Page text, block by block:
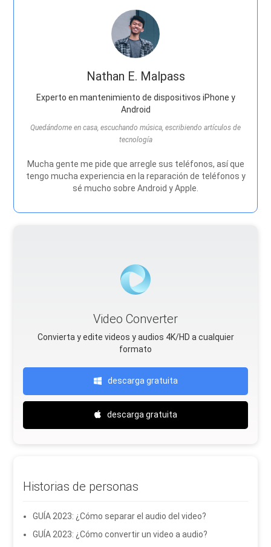
Nathan E. Malpass
Experto en mantenimiento de dispositivos iPhone y
Android
Quedándome en casa, escuchando música, escribiendo artículos de
tecnología
Mucha gente me pide que arregle sus teléfonos, así que
tengo mucha experiencia en la reparación de teléfonos y
sé mucho sobre Android y Apple.
Video Converter
Convierta y edite videos y audios 4K/HD a cualquier
formato
descarga gratuita
descarga gratuita
Historias de personas
GUÍA 2023: ¿Cómo separar el audio del video?
GUÍA 2023: ¿Cómo convertir un video a audio?